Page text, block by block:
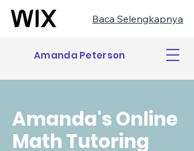
Baca Selengkapnya